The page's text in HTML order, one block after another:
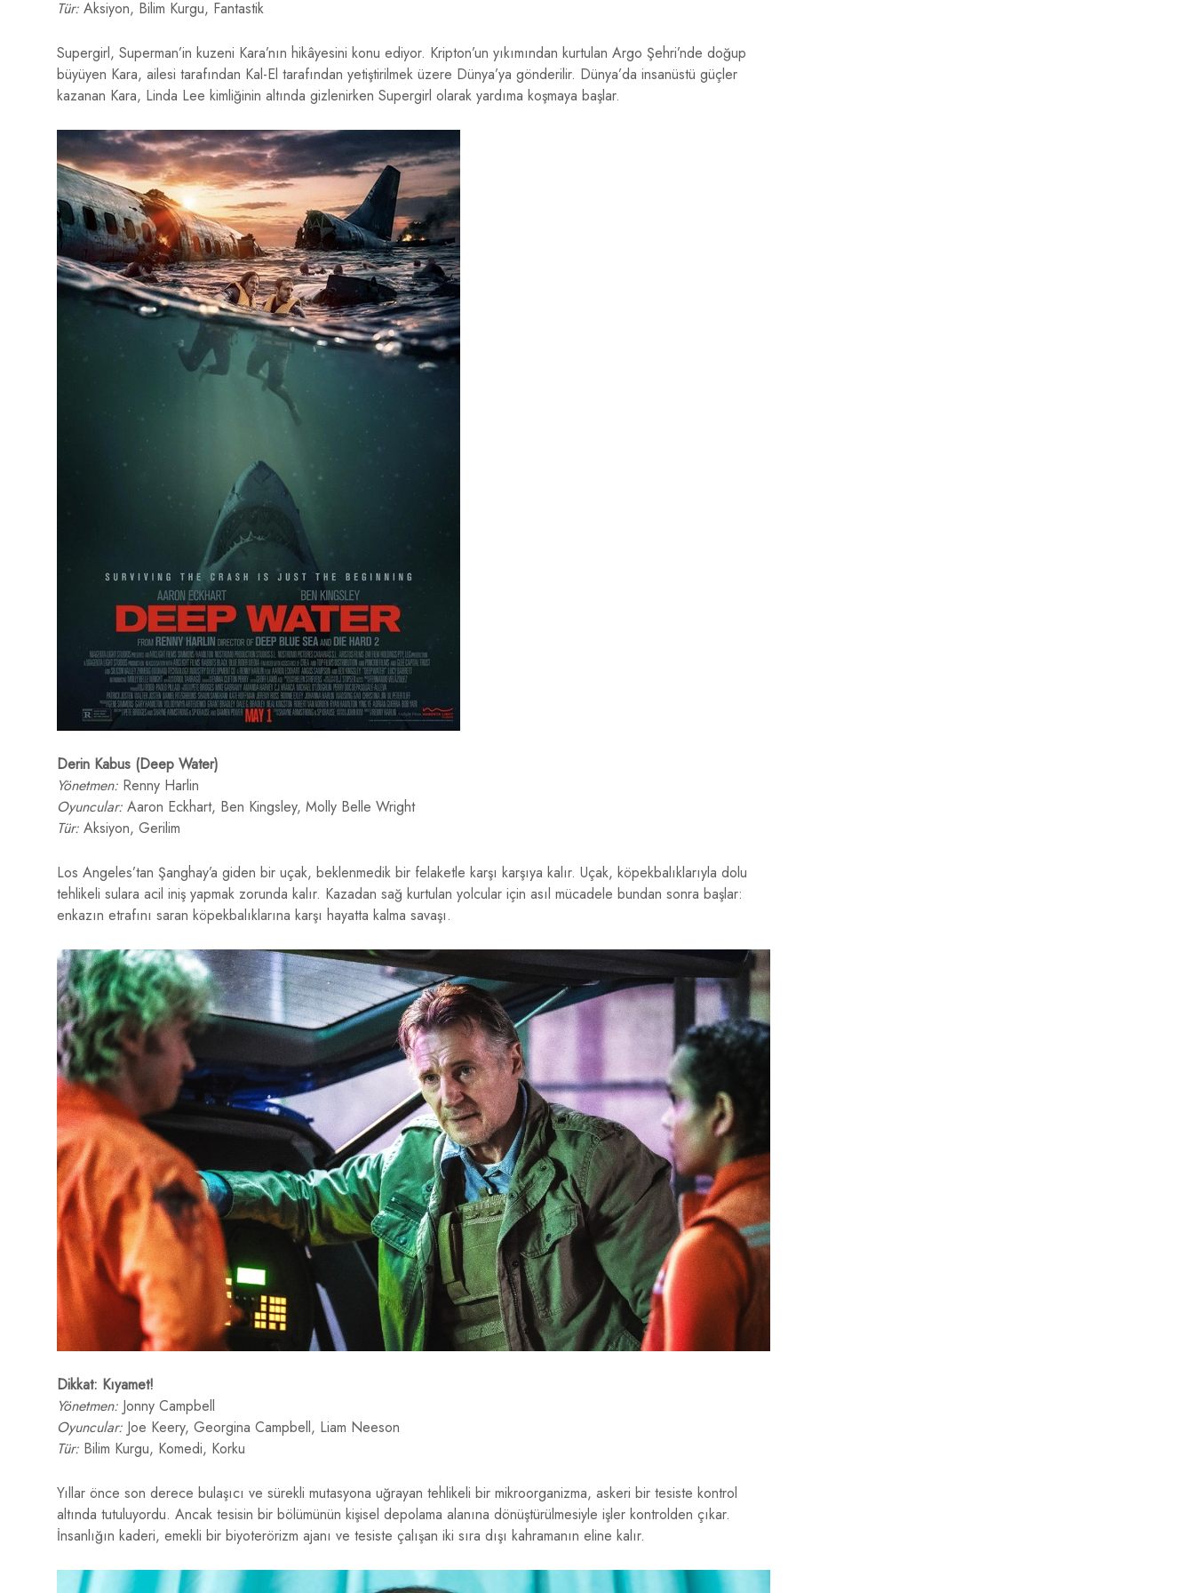
Tür: Aksiyon, Bilim Kurgu, Fantastik
Supergirl, Superman’in kuzeni Kara’nın hikâyesini konu ediyor. Kripton’un yıkımından kurtulan Argo Şehri’nde doğup
büyüyen Kara, ailesi tarafından Kal-El tarafından yetiştirilmek üzere Dünya’ya gönderilir. Dünya’da insanüstü güçler
kazanan Kara, Linda Lee kimliğinin altında gizlenirken Supergirl olarak yardıma koşmaya başlar.
Derin Kabus (Deep Water)
Yönetmen: Renny Harlin
Oyuncular: Aaron Eckhart, Ben Kingsley, Molly Belle Wright
Tür: Aksiyon, Gerilim
Los Angeles’tan Şanghay’a giden bir uçak, beklenmedik bir felaketle karşı karşıya kalır. Uçak, köpekbalıklarıyla dolu
tehlikeli sulara acil iniş yapmak zorunda kalır. Kazadan sağ kurtulan yolcular için asıl mücadele bundan sonra başlar:
enkazın etrafını saran köpekbalıklarına karşı hayatta kalma savaşı.
Dikkat: Kıyamet!
Yönetmen: Jonny Campbell
Oyuncular: Joe Keery, Georgina Campbell, Liam Neeson
Tür: Bilim Kurgu, Komedi, Korku
Yıllar önce son derece bulaşıcı ve sürekli mutasyona uğrayan tehlikeli bir mikroorganizma, askeri bir tesiste kontrol
altında tutuluyordu. Ancak tesisin bir bölümünün kişisel depolama alanına dönüştürülmesiyle işler kontrolden çıkar.
İnsanlığın kaderi, emekli bir biyoterörizm ajanı ve tesiste çalışan iki sıra dışı kahramanın eline kalır.